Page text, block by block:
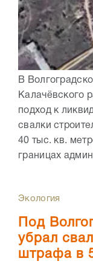
В
Калачёвского
подход к
свалки
40 тыс. кв.
границах
Экология
Под
убрал
штрафа в